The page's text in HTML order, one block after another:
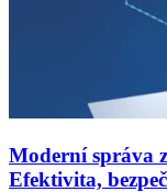
Moderní správa
Efektivita,